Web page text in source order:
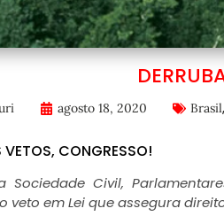
agosto 18, 2020 Brasil,
VETOS, CONGRESSO!
Sociedade Civil,
veto em Lei que assegura